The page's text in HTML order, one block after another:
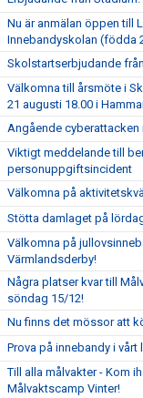
Nu är anmälan öppen till
Innebandyskolan (födda
Skolstartserbjudande
Välkomna till årsmöte i
21 augusti 18.00 i
Angående
Viktigt meddelande till
personuppgiftsincident
Välkomna på
Stötta damlaget på
Välkomna på
Värmlandsderby!
Några platser kvar till
söndag 15/12!
Nu finns det mössor att
Prova på innebandy i
Till alla målvakter - Kom
Målvaktscamp Vinter!